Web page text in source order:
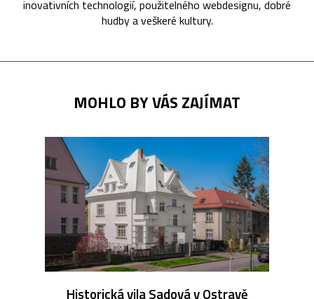
inovativních technologií, použitelného webdesignu, dobré
hudby a veškeré kultury.
MOHLO BY VÁS ZAJÍMAT
Historická vila Sadová v Ostravě